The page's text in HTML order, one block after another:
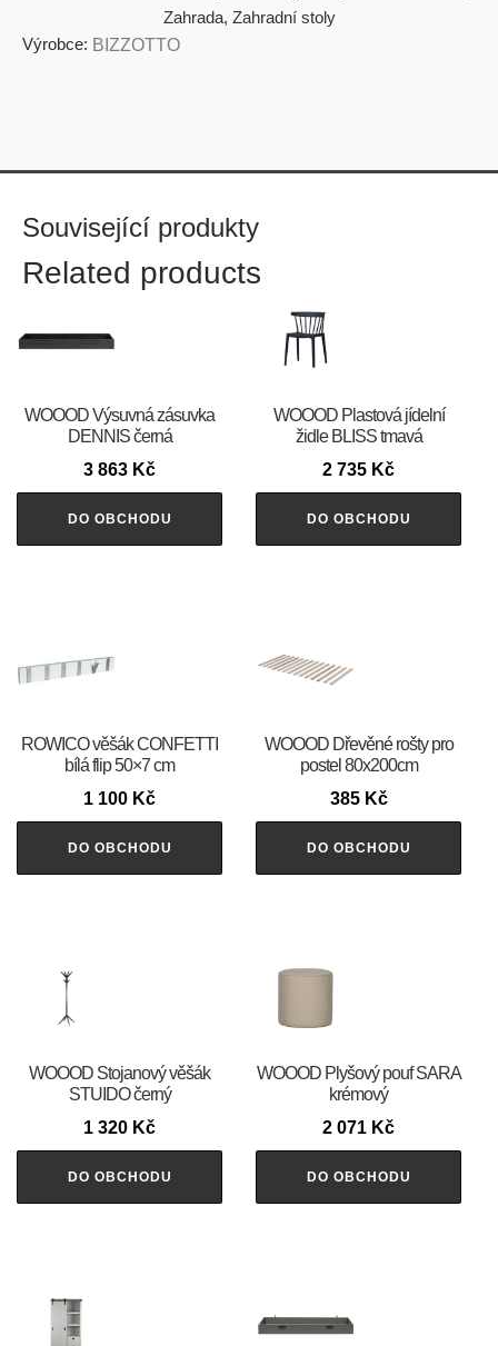
Zahrada, Zahradní stoly
Výrobce: BIZZOTTO
Související produkty
Related products
WOOOD Výsuvná zásuvka
DENNIS černá
3 863 Kč
DO OBCHODU
WOOOD Plastová jídelní
židle BLISS tmavá
2 735 Kč
DO OBCHODU
ROWICO věšák CONFETTI
bílá flip 50×7 cm
1 100 Kč
DO OBCHODU
WOOOD Dřevěné rošty pro
postel 80x200cm
385 Kč
DO OBCHODU
WOOOD Stojanový věšák
STUIDO černý
1 320 Kč
DO OBCHODU
WOOOD Plyšový pouf SARA
krémový
2 071 Kč
DO OBCHODU